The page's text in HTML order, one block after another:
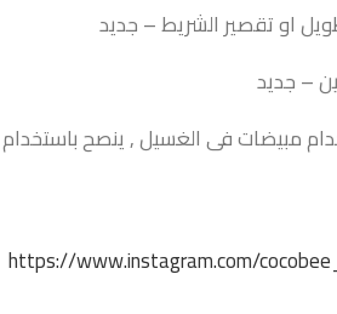
او تقصير الشريط – جديد
– جديد
مبيضات فى الغسيل , ينصح باستخدام
https://www.instagram.com/